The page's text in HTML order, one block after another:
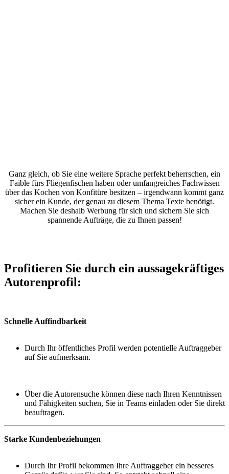
Ganz gleich, ob Sie eine weitere Sprache perfekt beherrschen, ein
Faible fürs Fliegenfischen haben oder umfangreiches Fachwissen
über das Kochen von Konfitüre besitzen – irgendwann kommt ganz
sicher ein Kunde, der genau zu diesem Thema Texte benötigt.
Machen Sie deshalb Werbung für sich und sichern Sie sich
spannende Aufträge, die zu Ihnen passen!
Profitieren Sie durch ein aussagekräftiges
Autorenprofil:
Schnelle Auffindbarkeit
Durch Ihr öffentliches Profil werden potentielle Auftraggeber
auf Sie aufmerksam.
Über die Autorensuche können diese nach Ihren Kenntnissen
und Fähigkeiten suchen, Sie in Teams einladen oder Sie direkt
beauftragen.
Starke Kundenbeziehungen
Durch Ihr Profil bekommen Ihre Auftraggeber ein besseres